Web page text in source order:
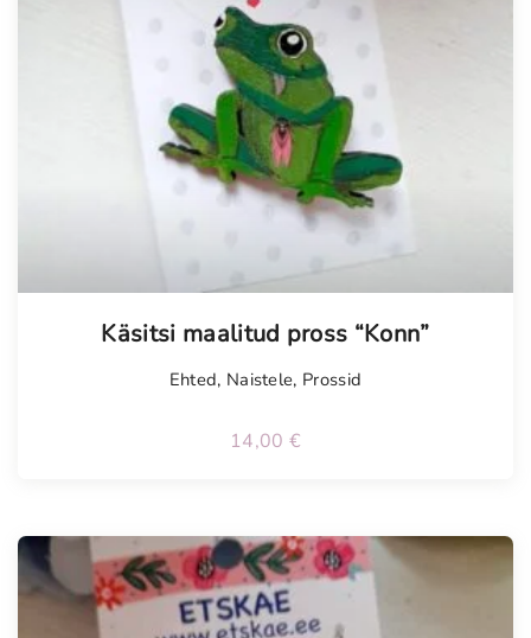
Käsitsi maalitud pross “Konn”
Ehted, Naistele, Prossid
14,00 €